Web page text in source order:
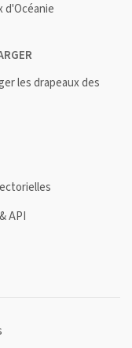
d'Océanie
les drapeaux des
API